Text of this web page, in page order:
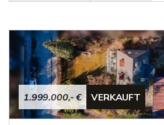
1.999.000,- € VERKAUFT